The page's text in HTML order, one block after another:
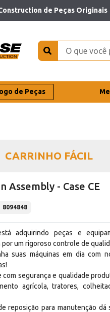
de Peças Originais
de Peças
CARRINHO FÁCIL
Assembly - Case CE
8094848
adquirindo peças e
por um rigoroso controle de
suas máquinas em dia com
com segurança e qualidade
agrícola, tratores,
reposição para manutenção dá